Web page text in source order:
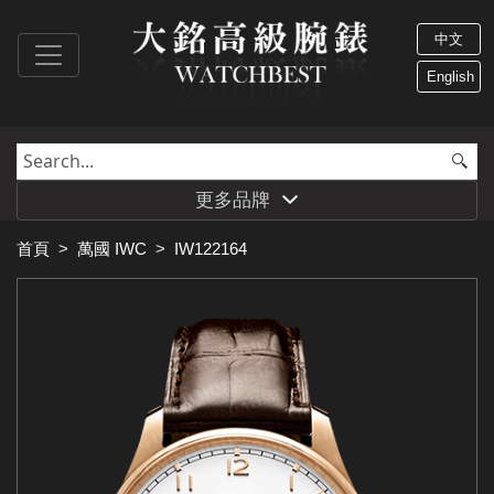
中文
English
更多品牌
首頁 > 萬國 IWC > IW122164